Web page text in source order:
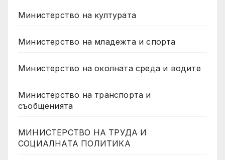
Министерство на културата
Министерство на младежта и спорта
Министерство на околната среда и водите
Министерство на транспорта и
съобщенията
МИНИСТЕРСТВО НА ТРУДА И
СОЦИАЛНАТА ПОЛИТИКА